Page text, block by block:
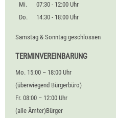
Mi.
07:30 - 12:00 Uhr
Do.
14:30 - 18:00 Uhr
Samstag & Sonntag geschlossen
TERMINVEREINBARUNG
Mo. 15:00 – 18:00 Uhr
(überwiegend Bürgerbüro)
Fr. 08:00 – 12:00 Uhr
(alle Ämter)Bürger